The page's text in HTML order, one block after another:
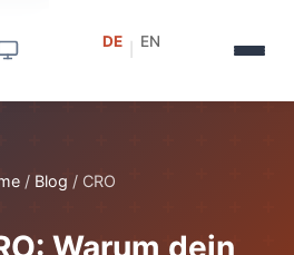
DE EN
/ Blog / CRO
Warum dein